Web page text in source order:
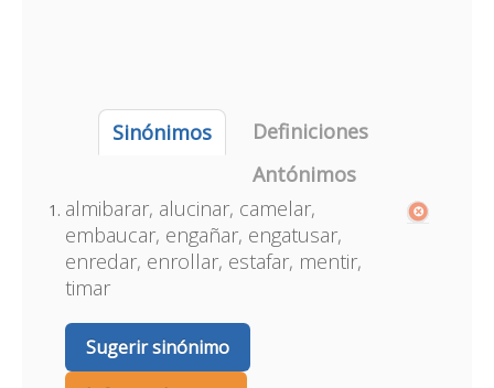
Sinónimos
Definiciones
Antónimos
almibarar, alucinar, camelar,
embaucar, engañar, engatusar,
enredar, enrollar, estafar, mentir,
timar
Sugerir sinónimo